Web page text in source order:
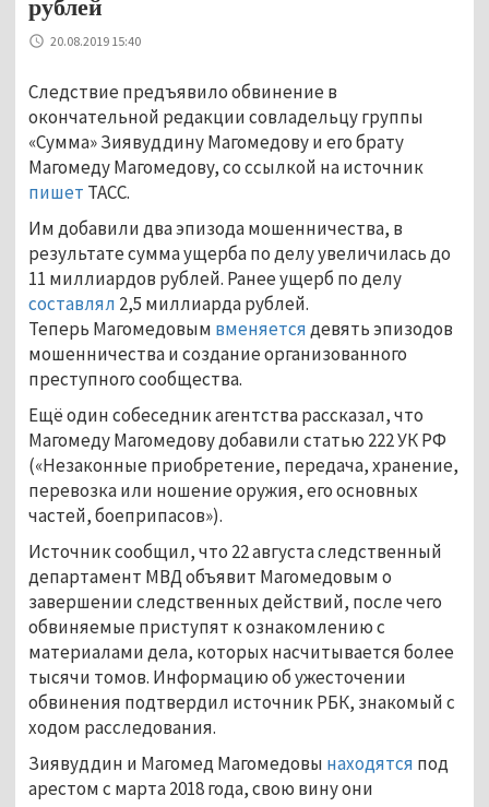
рублей
20.08.2019 15:40
Следствие предъявило обвинение в
окончательной редакции совладельцу группы
«Сумма» Зиявуддину Магомедову и его брату
Магомеду Магомедову, со ссылкой на источник
пишет ТАСС.
Им добавили два эпизода мошенничества, в
результате сумма ущерба по делу увеличилась до
11 миллиардов рублей. Ранее ущерб по делу
составлял 2,5 миллиарда рублей.
Теперь Магомедовым вменяетсядевять эпизодов
мошенничества и создание организованного
преступного сообщества.
Ещё один собеседник агентства рассказал, что
Магомеду Магомедову добавили статью 222 УК РФ
(«Незаконные приобретение, передача, хранение,
перевозка или ношение оружия, его основных
частей, боеприпасов»).
Источник сообщил, что 22 августа следственный
департамент МВД объявит Магомедовым о
завершении следственных действий, после чего
обвиняемые приступят к ознакомлению с
материалами дела, которых насчитывается более
тысячи томов. Информацию об ужесточении
обвинения подтвердил источник РБК, знакомый с
ходом расследования.
Зиявуддин и Магомед Магомедовы находятся под
арестом с марта 2018 года, свою вину они